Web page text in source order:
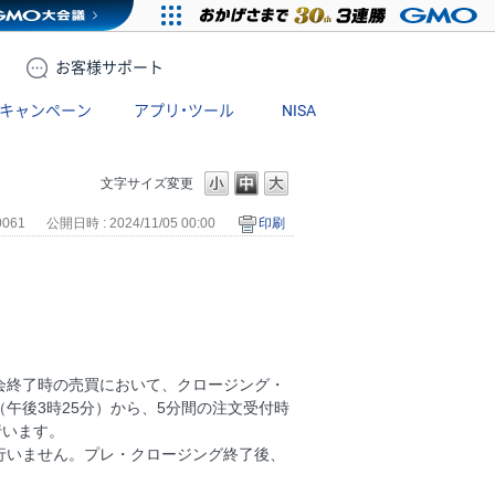
お客様サポート
キャンペーン アプリ・ツール NISA
文字サイズ変更
公開日時 : 2024/11/05 00:00 印刷
了時の売買において、クロージング・
後3時25分）から、5分間の注文受付時
ます。
ません。プレ・クロージング終了後、